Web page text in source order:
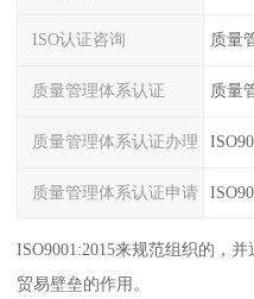
ISO认证咨询 质量
质量管理体系认证 质量
质量管理体系认证办理
质量管理体系认证申请
ISO9001:2015来规范组织的，
贸易壁垒的作用。